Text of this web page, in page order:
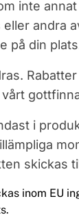
inte
andra
på din
i
skickas
inom EU